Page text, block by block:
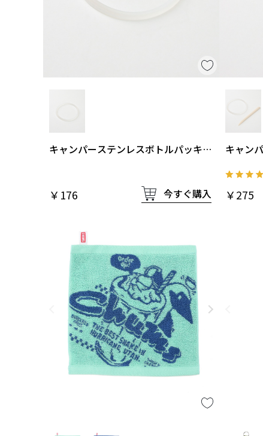
キャンパーステンレスボトルパッキン
￥176 今すぐ購入
キャン
￥275